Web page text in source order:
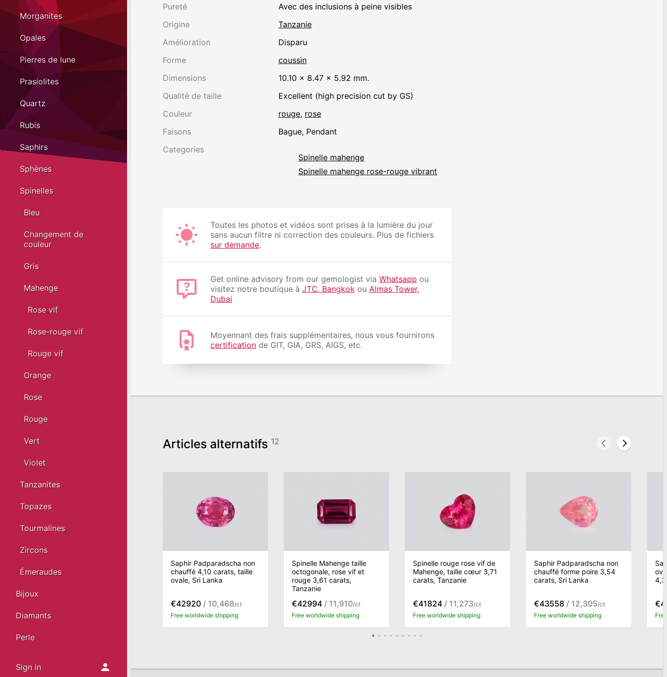
Pureté
avec des inclusions à peine visibles
Origine
Tanzanie
Amélioration
disparu
Forme
coussin
Dimensions
10.10 × 8.47 × 5.92 mm.
Qualité de taille
Excellent (high precision cut by GS)
Couleur
rouge, rose
Faisons
Bague, Pendant
Categories
Spinelle mahenge
Spinelle mahenge rose-rouge vibrant
Toutes les photos et vidéos sont prises à la lumière du jour
sans aucun filtre ni correction des couleurs. Plus de fichiers
sur demande.
Get online advisory from our gemologist via Whatsapp ou
visitez notre boutique à JTC, Bangkok ou Almas Tower,
Dubai
Moyennant des frais supplémentaires, nous vous fournirons
certification de GIT, GIA, GRS, AIGS, etc.
Articles alternatifs 12
Saphir Padparadscha non
chauffé 4,10 carats, taille
ovale, Sri Lanka
€42920 / 10,468/ct
Free worldwide shipping
Spinelle Mahenge taille
octogonale, rose vif et
rouge 3,61 carats,
Tanzanie
€42994 / 11,910/ct
Free worldwide shipping
Spinelle rouge rose vif de
Mahenge, taille cœur 3,71
carats, Tanzanie
€41824 / 11,273/ct
Free worldwide shipping
Saphir Padparadscha non
chauffé forme poire 3,54
carats, Sri Lanka
€43558 / 12,305/ct
Free worldwide shipping
Morganites
Opales
Pierres de lune
Prasiolites
Quartz
Rubis
Saphirs
Sphènes
Spinelles
Bleu
Changement de
couleur
Gris
Mahenge
Rose vif
Rose-rouge vif
Rouge vif
Orange
Rose
Rouge
Vert
Violet
Tanzanites
Topazes
Tourmalines
Zircons
Émeraudes
Bijoux
Diamants
Perle
Sign in